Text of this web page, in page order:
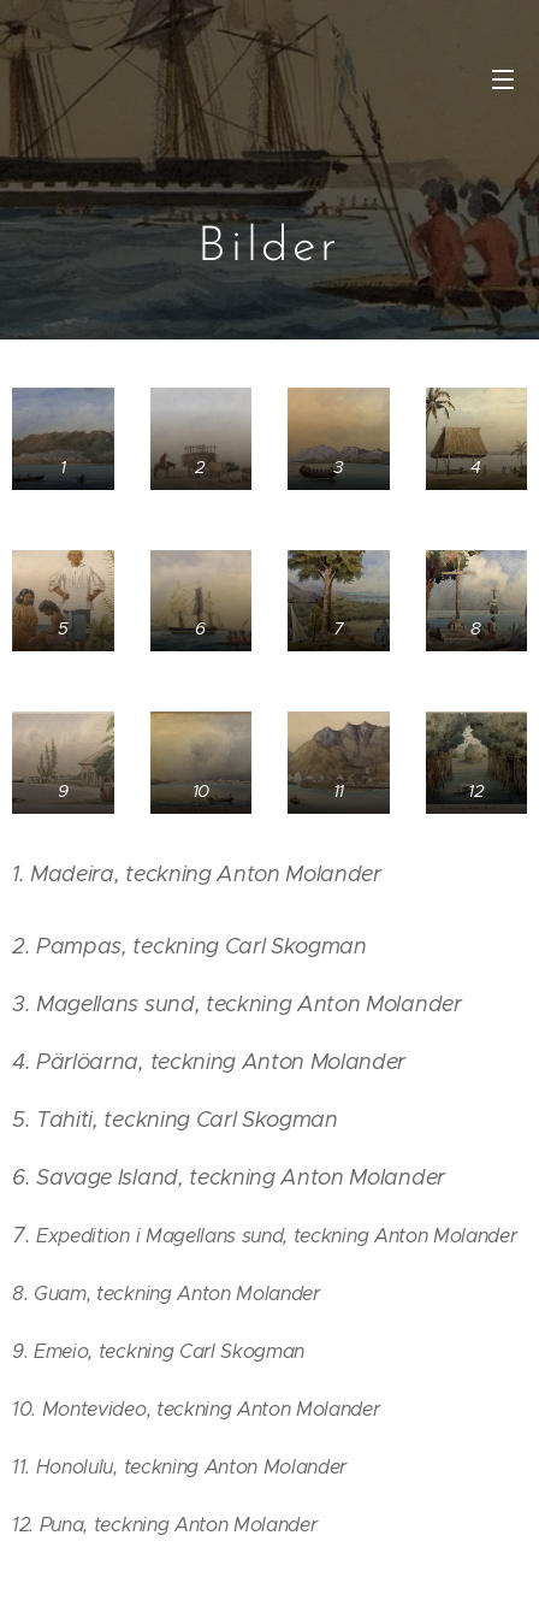
Bilder
1 2 3 4
5 6 7 8
9 10 11 12
1. Madeira, teckning Anton Molander
2. Pampas, teckning Carl Skogman
3. Magellans sund, teckning Anton Molander
4. Pärlöarna, teckning Anton Molander
5. Tahiti, teckning Carl Skogman
6. Savage Island, teckning Anton Molander
7.Expedition i Magellans sund, teckning Anton Molander
8. Guam, teckning Anton Molander
9. Emeio, teckning Carl Skogman
10. Montevideo, teckning Anton Molander
11. Honolulu, teckning Anton Molander
12. Puna, teckning Anton Molander